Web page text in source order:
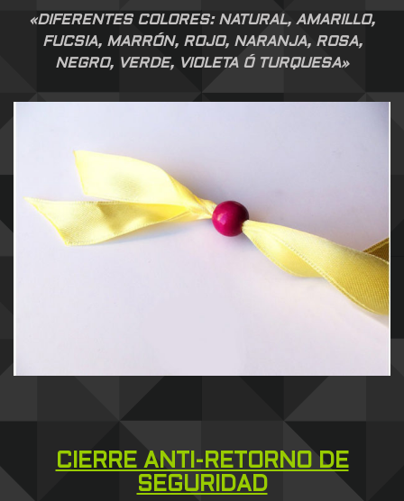
«DIFERENTES COLORES: NATURAL, AMARILLO,
FUCSIA, MARRÓN, ROJO, NARANJA, ROSA,
NEGRO, VERDE, VIOLETA Ó TURQUESA»
CIERRE ANTI-RETORNO DE
SEGURIDAD